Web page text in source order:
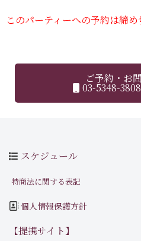
このパーティーへの予約は締め
ご予約・お
03-5348-
スケジュール
特商法に関する表記
個人情報保護方針
【提携サイト】